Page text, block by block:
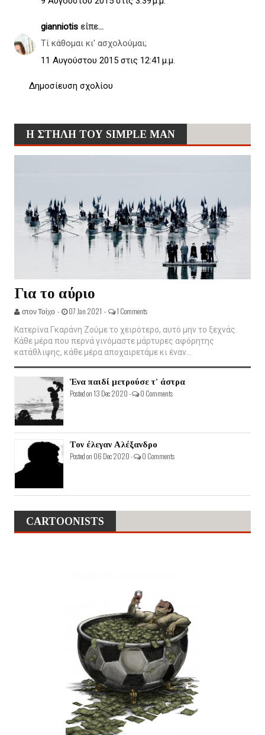
gianniotis είπε...
Τί κάθομαι κι' ασχολούμαι;
11 Αυγούστου 2015 στις 12:41 μ.μ.
Δημοσίευση σχολίου
Η ΣΤΗΛΗ ΤΟΥ SIMPLE MAN
Για το αύριο
στον Τοίχο - 07 Jan 2021 - 1 Comments
Κατερίνα Γκαράνη Ζούμε το χειρότερο, αυτό μην το ξεχνάς.
Κάθε μέρα που περνά γινόμαστε μάρτυρες αφόρητης
κατάθλιψης, κάθε μέρα αποχαιρετάμε κι έναν...
Ένα παιδί μετρούσε τ' άστρα
Posted on 13 Dec 2020 - 0 Comments
Τον έλεγαν Αλέξανδρο
Posted on 06 Dec 2020 - 0 Comments
CARTOONISTS